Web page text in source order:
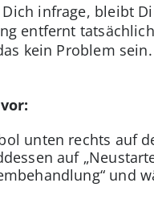
infrage, bleibt
entfernt
kein Problem
unten rechts auf
auf
und